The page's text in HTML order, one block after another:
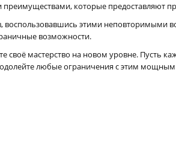
преимуществами, которые предоставляют
воспользовавшись этими
возможности.
своё мастерство на новом уровне. Пусть
любые ограничения с этим